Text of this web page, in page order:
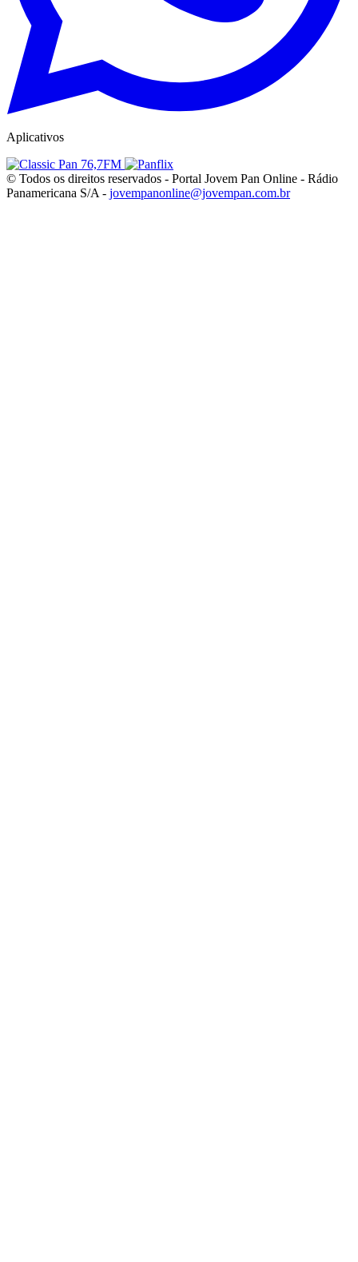
Aplicativos
© Todos os direitos reservados - Portal Jovem Pan Online - Rádio
Panamericana S/A - jovempanonline@jovempan.com.br